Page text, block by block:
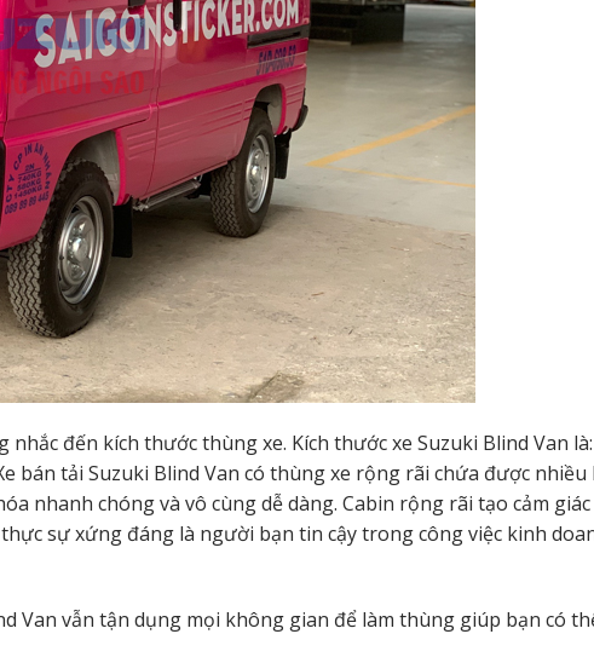
đến kích thước thùng xe. Kích thước xe Suzuki Blind Van là:
bán tải Suzuki Blind Van có thùng xe rộng rãi chứa được nhiều
nhanh chóng và vô cùng dễ dàng. Cabin rộng rãi tạo cảm
sự xứng đáng là người bạn tin cậy trong công việc kinh
Van vẫn tận dụng mọi không gian để làm thùng giúp bạn có